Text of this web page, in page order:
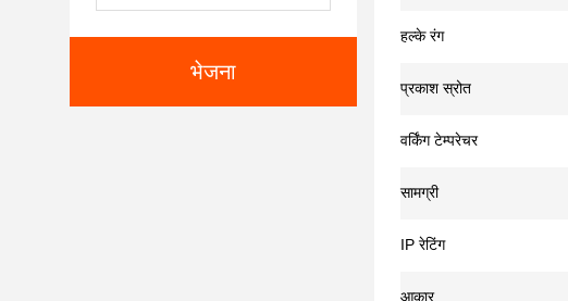
भेजना
हल्के रंग
प्रकाश स्रोत
वर्किंग टेम्परेचर
सामग्री
IP रेटिंग
आकार